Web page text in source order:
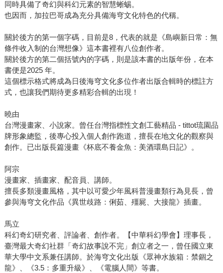
同時具備了奇幻與科幻元素的智慧蜥蜴。
也因而，加拉巴哥成為充分具備海穹文化特色的代稱。
關於後方的第一個字碼，目前是8，代表的就是《島嶼新日常：無
條件收入制的台灣想像》這本書裡有八位創作者。
關於後方的第二個括號內的字碼，則是該本書的出版年份，在本
書便是2025 年。
這個標示格式將成為日後海穹文化多位作者出版合輯時的標註方
式，也讓我們期待更多精彩合輯的出現！
曉由
台灣漫畫家、小說家。曾任台灣指標性文創工藝精品 - tittot琉園品
牌形象總監，後專心投入個人創作跑道，擅長在地文化的觀察與
創作。已出版長篇漫畫《杯底不養金魚：美酒環島日記》。
阿宗
漫畫家、插畫家、配音員、講師。
擅長多類漫畫風格，其中以可愛少年風科普漫畫類行為見長，曾
參與海穹文化作品《異世歧路：俐茹、殭屍、大接龍》插畫。
馬立
科幻奇幻研究者、評論者、創作者。【中華科幻學會】理事長，
臺灣最大奇幻社群「奇幻故事說不完」創立者之一，曾任國立東
華大學中文系兼任講師。於海穹文化出版《眾神水族箱：禁錮之
龍》、《3.5：多重升級》、《電腦人間》等書。